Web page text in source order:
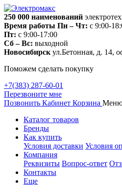
250 000 наименований
Время работы Пн – Чт: с 9:00-
Пт: с 9:00-17:00
Сб – Вс: выходной
Новосибирск ул.Бетонная, д. 14,
Поможем сделать покупку
+7(383) 287-60-01
Перезвоните мне
Позвонить Кабинет Корзина
Каталог товаров
Бренды
Как купить
Условия доставки Условия
Компания
Реквизиты Вопрос-ответ
Контакты
Еще